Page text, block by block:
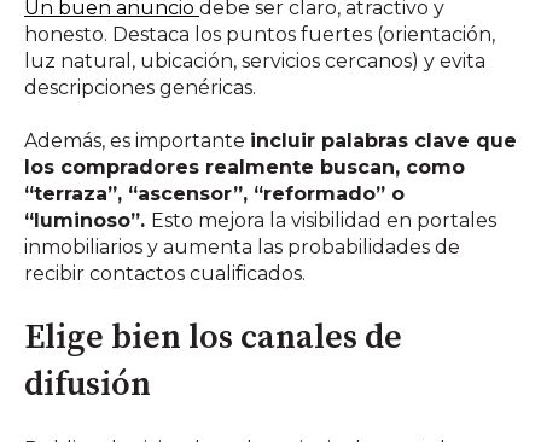
Un buen anuncio debe ser claro, atractivo y
honesto. Destaca los puntos fuertes (orientación,
luz natural, ubicación, servicios cercanos) y evita
descripciones genéricas.
Además, es importante incluir palabras clave que
los compradores realmente buscan, como
“terraza”, “ascensor”, “reformado” o
“luminoso”. Esto mejora la visibilidad en portales
inmobiliarios y aumenta las probabilidades de
recibir contactos cualificados.
Elige bien los canales de
difusión